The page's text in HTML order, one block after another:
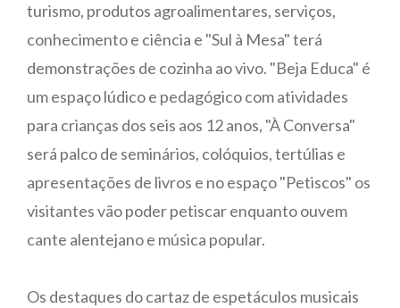
turismo, produtos agroalimentares, serviços,
conhecimento e ciência e "Sul à Mesa" terá
demonstrações de cozinha ao vivo. "Beja Educa" é
um espaço lúdico e pedagógico com atividades
para crianças dos seis aos 12 anos, "À Conversa"
será palco de seminários, colóquios, tertúlias e
apresentações de livros e no espaço "Petiscos" os
visitantes vão poder petiscar enquanto ouvem
cante alentejano e música popular.
Os destaques do cartaz de espetáculos musicais